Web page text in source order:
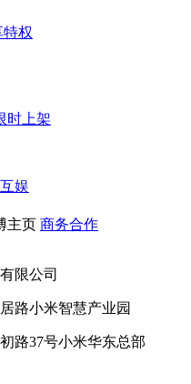
特权
时上架
娱
主页 商务合作
限公司
路小米智慧产业园
路37号小米华东总部